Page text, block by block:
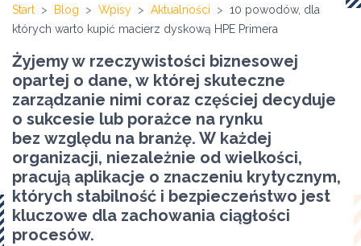
Start Blog Wpisy Aktualności
10 powodów, dla
których warto kupić macierz dyskową HPE Primera
Żyjemy w rzeczywistości biznesowej
opartej o dane, w której skuteczne
zarządzanie nimi coraz częściej decyduje
o sukcesie lub porażce na rynku
bez względu na branżę. W każdej
organizacji, niezależnie od wielkości,
pracują aplikacje o znaczeniu krytycznym,
których stabilność i bezpieczeństwo jest
kluczowe dla zachowania ciągłości
procesów.